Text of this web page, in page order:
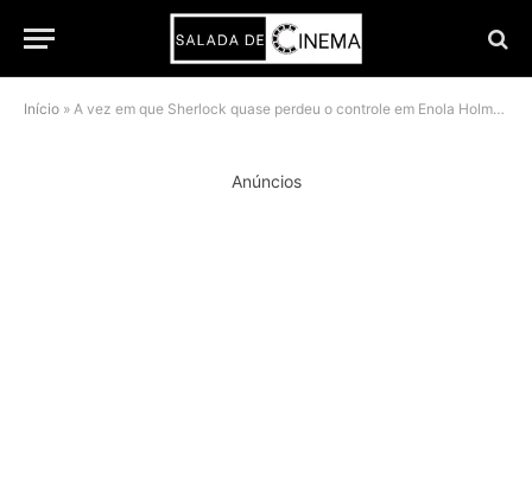
Início » A vez em que Sherlock quase perdeu o controle em Enola Holmes 3
Anúncios